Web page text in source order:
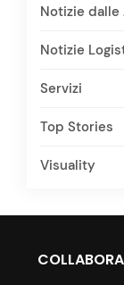
Notizie dalle
Notizie
Servizi
Top Stories
Visuality